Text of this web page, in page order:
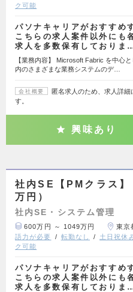
ク可能
パソナキャリアがおすすめ
こちらの求人案件以外にも
求人を多数保有しておりま
【業務内容】 Microsoft Fabric を中心
内のさまざまな業務システムのデ…
会社概要
匿名求人のため、求人詳細
す。
興味あり
社内SE【PMクラス
万円）
社内SE・システム管理
600万円 ～ 1049万円 東京
語力が必要
転勤なし 土日祝休
ク可能
パソナキャリアがおすすめ
こちらの求人案件以外にも
求人を多数保有しておりま